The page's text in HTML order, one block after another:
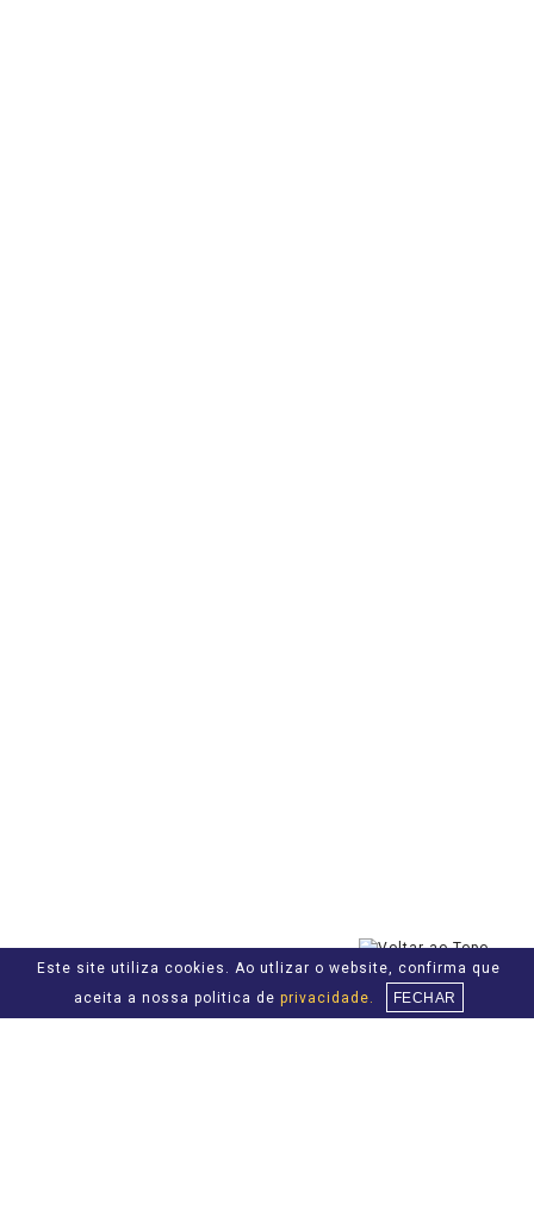
Este site utiliza cookies. Ao utlizar o website, confirma que
aceita a nossa politica de privacidade. FECHAR